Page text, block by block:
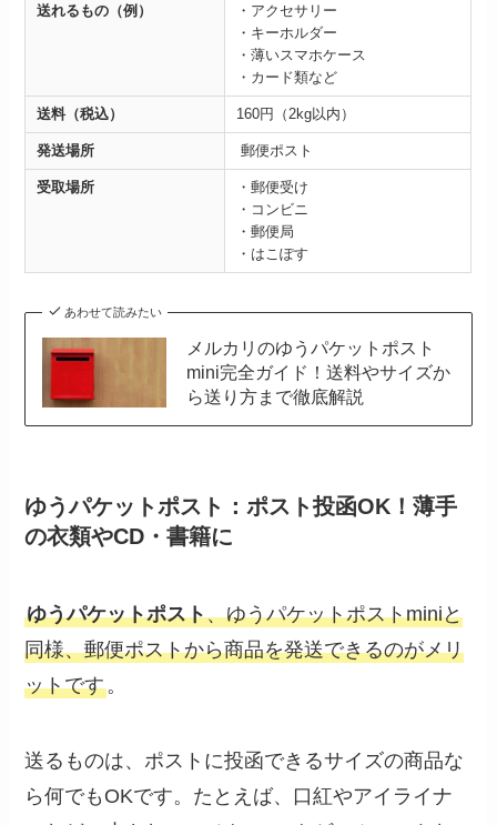
送れるもの（例）
・アクセサリー
・キーホルダー
・薄いスマホケース
・カード類など
送料（税込） 160円（2kg以内）
発送場所 郵便ポスト
受取場所
・郵便受け
・コンビニ
・郵便局
・はこぽす
あわせて読みたい
メルカリのゆうパケットポスト
mini完全ガイド！送料やサイズか
ら送り方まで徹底解説
ゆうパケットポスト：ポスト投函OK！薄手
の衣類やCD・書籍に
ゆうパケットポスト、ゆうパケットポストminiと
同様、郵便ポストから商品を発送できるのがメリ
ットです。
送るものは、ポストに投函できるサイズの商品な
ら何でもOKです。たとえば、口紅やアイライナ